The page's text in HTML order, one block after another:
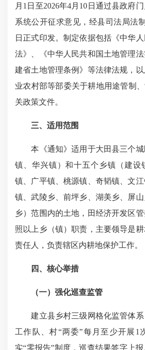
月1日至2026年4月10日通过县政府
系统公开征求意见，经县司法局法
日正式印发。制定依据包括《中华
法》、《中华人民共和国土地管理
建省土地管理条例》等法律法规，
业农村部等部委关于耕地用途管制
关政策文件。
三、适用范围
本《通知》适用于大田县三个城
镇、华兴镇）和十五个乡镇（建设
镇、广平镇、桃源镇、奇韬镇、文
镇、武陵乡、前坪乡、湖美乡、屏
乡）范围内的土地，田经济开发区
照以上乡（镇）职责，主要领导是
责任人，负责辖区内耕地保护工作。
四、核心举措
（一）强化巡查监管
建立县乡村三级网格化监管体系
工作队、村“两委”每月至少开展1
实“零报告”制度，巡查结果签字上